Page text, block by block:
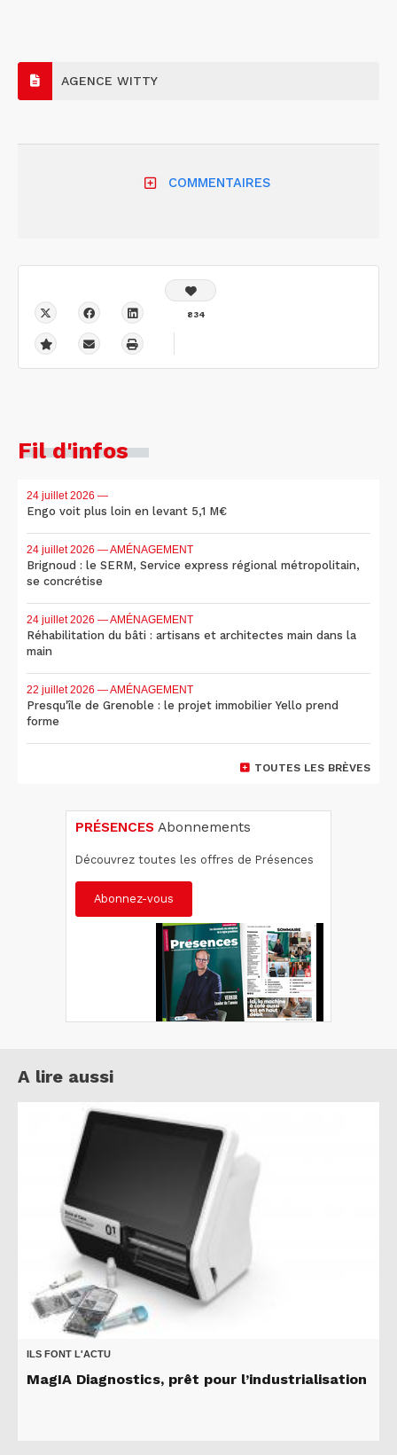
AGENCE WITTY
COMMENTAIRES
834
Fil d'infos
24 juillet 2026 —
Engo voit plus loin en levant 5,1 M€
24 juillet 2026 — AMÉNAGEMENT
Brignoud : le SERM, Service express régional métropolitain,
se concrétise
24 juillet 2026 — AMÉNAGEMENT
Réhabilitation du bâti : artisans et architectes main dans la
main
22 juillet 2026 — AMÉNAGEMENT
Presqu'île de Grenoble : le projet immobilier Yello prend
forme
TOUTES LES BRÈVES
PRÉSENCES Abonnements
Découvrez toutes les offres de Présences
Abonnez-vous
A lire aussi
ILS FONT L'ACTU
MagIA Diagnostics, prêt pour l’industrialisation